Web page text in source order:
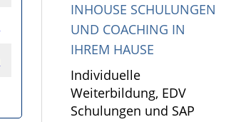
INHOUSE SCHULUNGEN
UND COACHING IN
IHREM HAUSE
Individuelle
Weiterbildung, EDV
Schulungen und SAP